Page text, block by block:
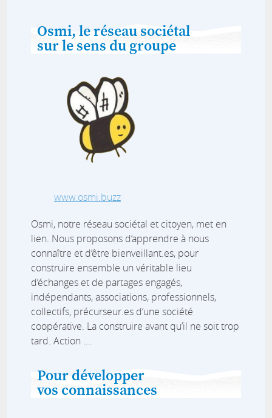
Osmi, le réseau sociétal
sur le sens du groupe
www.osmi.buzz
Osmi, notre réseau sociétal et citoyen, met en
lien. Nous proposons d’apprendre à nous
connaître et d’être bienveillant.es, pour
construire ensemble un véritable lieu
d’échanges et de partages engagés,
indépendants, associations, professionnels,
collectifs, précurseur.es d’une société
coopérative. La construire avant qu’il ne soit trop
tard. Action ….
Pour développer
vos connaissances